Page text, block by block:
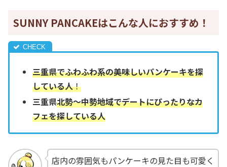
SUNNY PANCAKEはこんな人におすすめ！
三重県でふわふわ系の美味しいパンケーキを探
している人！
三重県北勢～中勢地域でデートにぴったりなカ
フェを探している人
店内の雰囲気もパンケーキの見た目も可愛く